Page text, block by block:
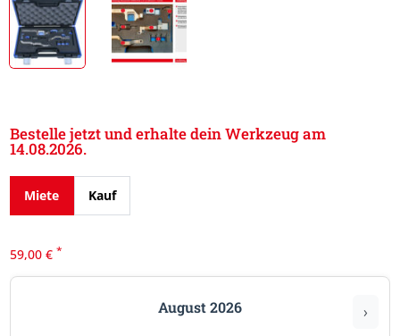
Bestelle jetzt und erhalte dein Werkzeug am
14.08.2026.
Miete Kauf
59,00€ *
August 2026 ›